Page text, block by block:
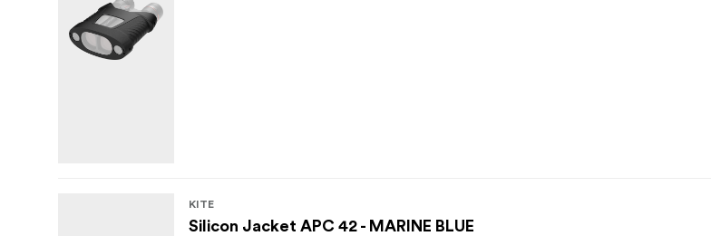
KITE
Silicon Jacket APC 42 - MARINE BLUE